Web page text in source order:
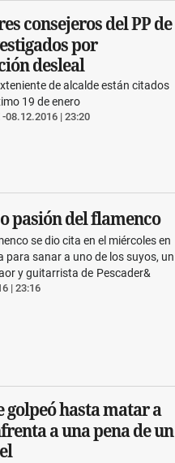
consejeros del PP de
por
desleal
08.12.2016 | 23:20
de alcalde están citados
19 de enero
pasión del flamenco
| 23:16
se dio cita en el miércoles en
para sanar a uno de los suyos, un
y guitarrista de Pescader&
golpeó hasta matar a
a una pena de un